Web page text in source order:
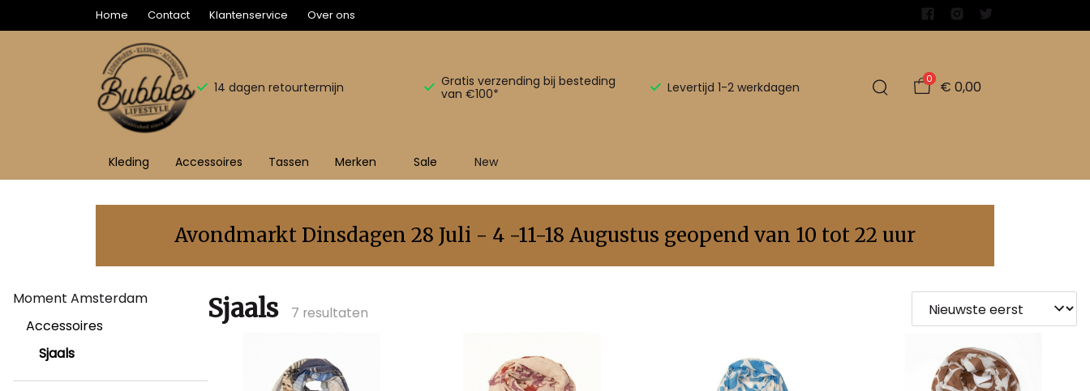
Home Contact Klantenservice Over ons
14 dagen retourtermijn
Gratis verzending bij besteding
van €100*
Levertijd 1-2 werkdagen
0 € 0,00
Kleding Accessoires Tassen Merken Sale New
Sjaals
Bubbles
Sluis
Avondmarkt Dinsdagen 28 Juli - 4 -11-18 Augustus geopend van 10 tot 22 uur
Moment Amsterdam
Accessoires
Sjaals
Sjaals 7 resultaten